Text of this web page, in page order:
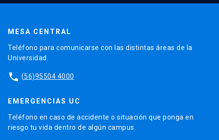
MESA CENTRAL
Teléfono para comunicarse con las distintas áreas de la
Universidad.
phone (56)95504 4000
EMERGENCIAS UC
Teléfono en caso de accidente o situación que ponga en
riesgo tu vida dentro de algún campus.